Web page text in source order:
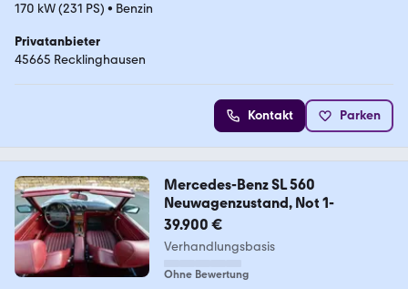
170 kW (231 PS) • Benzin
Privatanbieter
45665 Recklinghausen
Kontakt Parken
Mercedes-Benz SL 560
Neuwagenzustand, Not 1-
39.900 €
Verhandlungsbasis
Ohne Bewertung